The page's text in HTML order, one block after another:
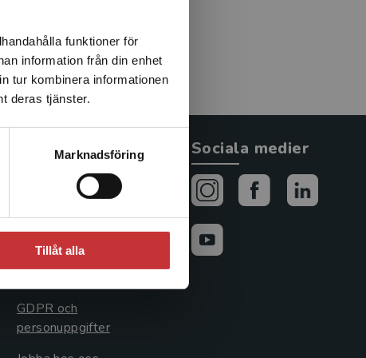
funktioner för
information från din enhet
tur kombinera informationen
deras tjänster.
Marknadsföring
Tillåt alla
Allmänna länkar
Avtal och rättigheter
Cookies
GDPR och
personuppgifter
Sociala medier